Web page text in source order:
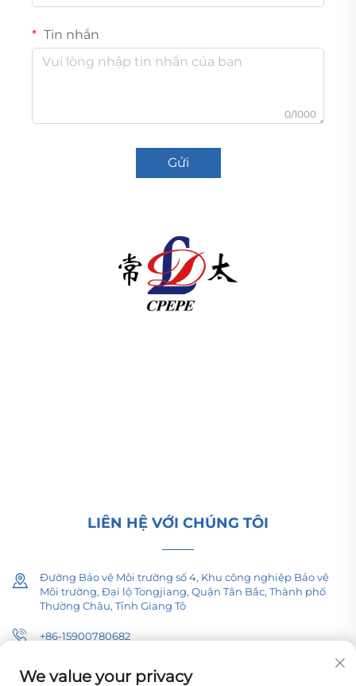
Tin nhắn
0/1000
Gửi
LIÊN HỆ VỚI CHÚNG TÔI
Đường Bảo vệ Môi trường số 4, Khu công nghiệp Bảo vệ
Môi trường, Đại lộ Tongjiang, Quận Tân Bắc, Thành phố
Thường Châu, Tỉnh Giang Tô
+86-15900780682
[email protected]
We value your privacy